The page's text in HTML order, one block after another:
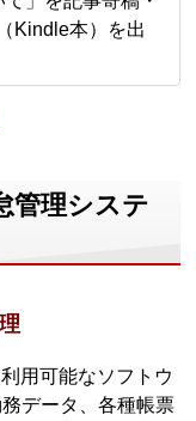
Kindle本）を出
管理システ
用可能なソフトウ
データ、各種帳票